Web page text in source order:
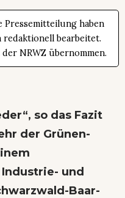
Pressemitteilung haben
bearbeitet.
NRWZ übernommen.
so das Fazit
der Grünen-
und
Baar-